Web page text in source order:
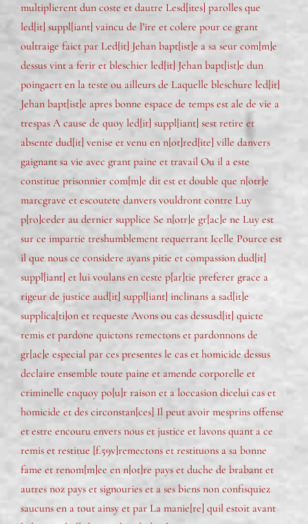
multiplierent dun coste et dautre Lesd[ites] parolles que
led[it] suppl[iant] vaincu de l’ire et colere pour ce grant
oultraige faict par Led[it] Jehan bapt[ist]e a sa seur com[m]e
dessus vint a ferir et bleschier led[it] Jehan bapt[ist]e dun
poingaert en la teste ou ailleurs de Laquelle bleschure led[it]
Jehan bapt[ist]e apres bonne espace de temps est ale de vie a
trespas A cause de quoy led[it] suppl[iant] sest retire et
absente dud[it] venise et venu en n[ot]red[ite] ville danvers
gaignant sa vie avec grant paine et travail Ou il a este
constitue prisonnier com[m]e dit est et double que n[otr]e
marcgrave et escoutete danvers vouldront contre Luy
p[ro]ceder au dernier supplice Se n[otr]e gr[ac]e ne Luy est
sur ce impartie treshumblement requerrant Icelle Pource est
il que nous ce considere ayans pitie et compassion dud[it]
suppl[iant] et lui voulans en ceste p[ar]tie preferer grace a
rigeur de justice aud[it] suppl[iant] inclinans a sad[it]e
supplica[ti]on et requeste Avons ou cas dessusd[it] quicte
remis et pardone quictons remectons et pardonnons de
gr[ac]e especial par ces presentes le cas et homicide dessus
declaire ensemble toute paine et amende corporelle et
criminelle enquoy po[u]r raison et a loccasion dicelui cas et
homicide et des circonstan[ces] Il peut avoir mesprins offense
et estre encouru envers nous et justice et lavons quant a ce
remis et restitue [f.59v]remectons et restituons a sa bonne
fame et renom[m]ee en n[ot]re pays et duche de brabant et
autres noz pays et signouries et a ses biens non confisquiez
saucuns en a tout ainsy et par La manie[re] quil estoit avant